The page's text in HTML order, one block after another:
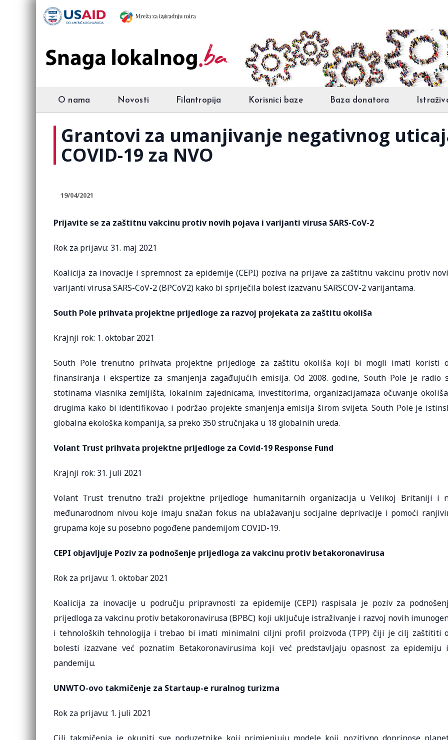
O nama Novosti Filantropija Korisnici baze Baza donatora
Grantovi za umanjivanje negativnog
COVID-19 za NVO
19/04/2021
Prijavite se za zaštitnu vakcinu protiv novih pojava i varijanti ​​virusa SARS-CoV-2
Rok za prijavu: 31. maj 2021
Koalicija za inovacije i spremnost za epidemije (CEPI) poziva na prijave za zaštitnu vakcinu protiv
varijanti virusa SARS-CoV-2 (BPCoV2) kako bi spriječila bolest izazvanu SARSCOV-2 varijantama.
South Pole prihvata projektne prijedloge za razvoj projekata za zaštitu okoliša
Krajnji rok: 1. oktobar 2021
South Pole trenutno prihvata projektne prijedloge za zaštitu okoliša koji bi mogli imati koristi
finansiranja i ekspertize za smanjenja zagađujućih emisija. Od 2008. godine, South Pole je radio
stotinama vlasnika zemljišta, lokalnim zajednicama, investitorima, organizacijamaza očuvanje
drugima kako bi identifikovao i podržao projekte smanjenja emisija širom svijeta. South Pole je
globalna ekološka kompanija, sa preko 350 stručnjaka u 18 globalnih ureda.
Volant Trust prihvata projektne prijedloge za Covid-19 Response Fund
Krajnji rok: 31. juli 2021
Volant Trust trenutno traži projektne prijedloge humanitarnih organizacija u Velikoj Britaniji i
međunarodnom nivou koje imaju snažan fokus na ublažavanju socijalne deprivacije i pomoći
grupama koje su posebno pogođene pandemijom COVID-19.
CEPI objavljuje Poziv za podnošenje prijedloga za vakcinu protiv betakoronavirusa
Rok za prijavu: 1. oktobar 2021
Koalicija za inovacije u području pripravnosti za epidemije (CEPI) raspisala je poziv za
prijedloga za vakcinu protiv betakoronavirusa (BPBC) koji uključuje istraživanje i razvoj novih
i tehnoloških tehnologija i trebao bi imati minimalni ciljni profil proizvoda (TPP) čiji je cilj zaštititi
bolesti izazvane već poznatim Betakoronavirusima koji već predstavljaju opasnost za epidemiju
pandemiju.
UNWTO-ovo takmičenje za Startaup-e ruralnog turizma
Rok za prijavu: 1. juli 2021